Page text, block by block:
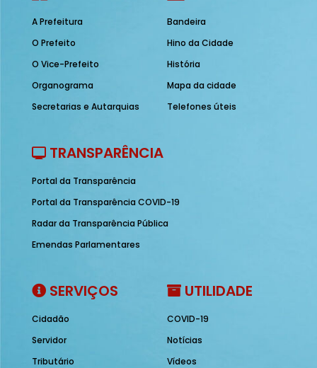
A Prefeitura
O Prefeito
O Vice-Prefeito
Organograma
Secretarias e Autarquias
Bandeira
Hino da Cidade
História
Mapa da cidade
Telefones úteis
TRANSPARÊNCIA
Portal da Transparência
Portal da Transparência COVID-19
Radar da Transparência Pública
Emendas Parlamentares
SERVIÇOS
Cidadão
Servidor
Tributário
UTILIDADE
COVID-19
Notícias
Vídeos